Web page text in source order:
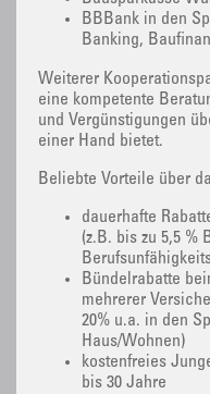
BBBank in den
Banking,
Weiterer
eine kompetente
und Vergünstigungen
einer Hand bietet.
Beliebte Vorteile über
dauerhafte
(z.B. bis zu 5,5 %
Bündelrabatte
mehrerer
20% u.a. in den
Haus/Wohnen)
kostenfreies
bis 30 Jahre